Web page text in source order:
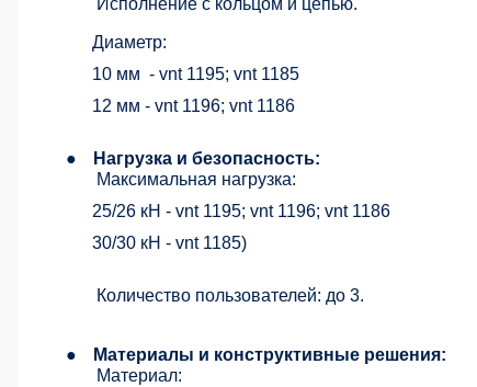
Исполнение с кольцом и цепью.
Диаметр:
10 мм - vnt 1195; vnt 1185
12 мм - vnt 1196; vnt 1186
●
Нагрузка и безопасность:
Максимальная нагрузка:
25/26 кН - vnt 1195; vnt 1196; vnt 1186
30/30 кН - vnt 1185)
Количество пользователей: до 3.
●
Материалы и конструктивные решения:
Материал: